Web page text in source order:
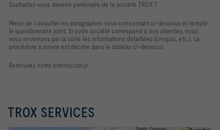
Souhaitez-vous devenir partenaire de la société TROX ?
Merci de consulter les paragraphes vous concernant ci-dessous et remplir
le questionnaire joint. Si votre société correspond à nos attentes, nous
vous enverrons par la suite les informations détaillées (croquis, etc.). La
procédure à suivre est décrite dans le tableau ci-dessous.
Retrouvez notre interlocuteur
TROX SERVICES